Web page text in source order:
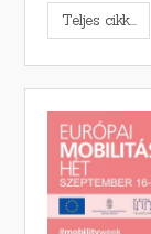
Teljes cikk...